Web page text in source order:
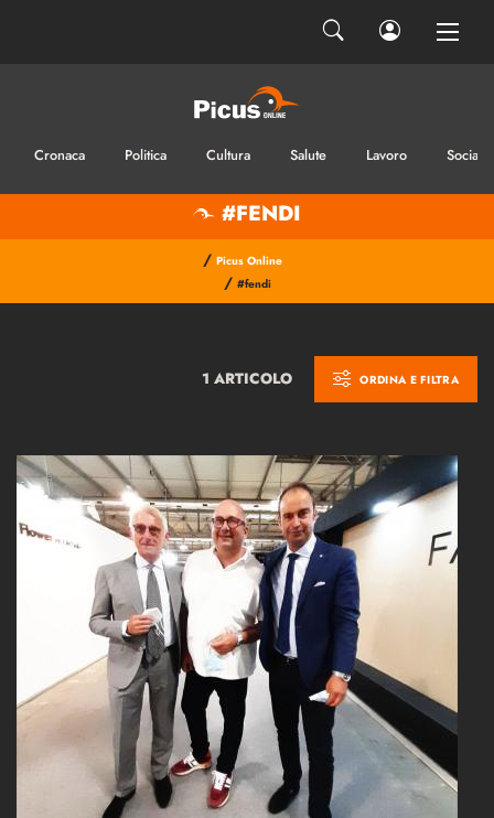
Cronaca Politica Cultura Salute Lavoro Sociale
#FENDI
/ Picus Online
/ #fendi
1 ARTICOLO ORDINA E FILTRA